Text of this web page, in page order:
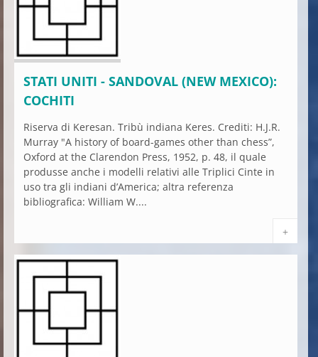
STATI UNITI - SANDOVAL (NEW MEXICO):
COCHITI
Riserva di Keresan. Tribù indiana Keres. Crediti: H.J.R.
Murray "A history of board-games other than chess”,
Oxford at the Clarendon Press, 1952, p. 48, il quale
produsse anche i modelli relativi alle Triplici Cinte in
uso tra gli indiani d’America; altra referenza
bibliografica: William W....
+